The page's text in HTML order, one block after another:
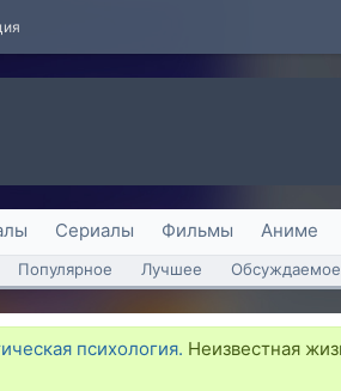
Сериалы Фильмы Аниме
Популярное Лучшее Обсуждаемое
психология. Неизвестная